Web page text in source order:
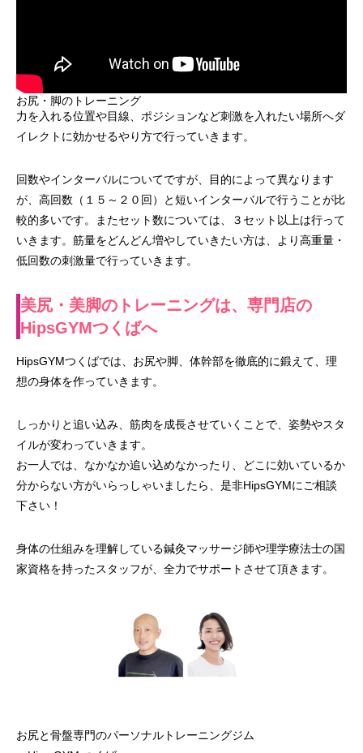
お尻・脚のトレーニング
力を入れる位置や目線、ポジションなど刺激を入れたい場所へダ
イレクトに効かせるやり方で行っていきます。
回数やインターバルについてですが、目的によって異なります
が、高回数（１５～２０回）と短いインターバルで行うことが比
較的多いです。またセット数については、３セット以上は行って
いきます。筋量をどんどん増やしていきたい方は、より高重量・
低回数の刺激量で行っていきます。
美尻・美脚のトレーニングは、専門店の
HipsGYMつくばへ
HipsGYMつくばでは、お尻や脚、体幹部を徹底的に鍛えて、理
想の身体を作っていきます。
しっかりと追い込み、筋肉を成長させていくことで、姿勢やスタ
イルが変わっていきます。
お一人では、なかなか追い込めなかったり、どこに効いているか
分からない方がいらっしゃいましたら、是非HipsGYMにご相談
下さい！
身体の仕組みを理解している鍼灸マッサージ師や理学療法士の国
家資格を持ったスタッフが、全力でサポートさせて頂きます。
お尻と骨盤専門のパーソナルトレーニングジム